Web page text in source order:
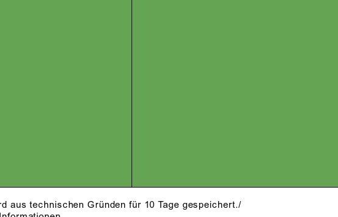
aus technischen Gründen für 10 Tage gespeichert./